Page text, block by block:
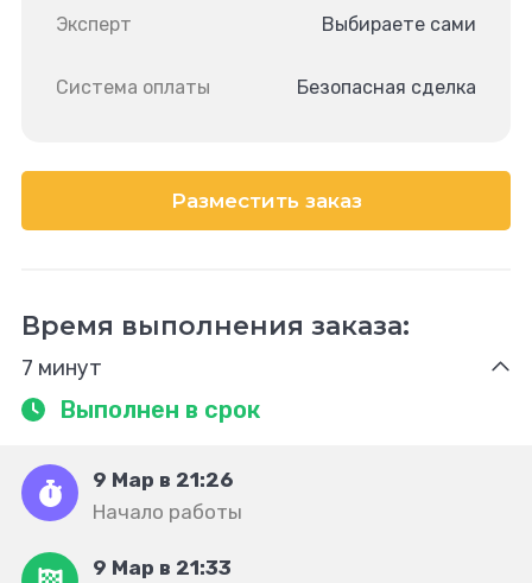
Эксперт Выбираете сами
Система оплаты Безопасная сделка
Разместить заказ
Время выполнения заказа:
7 минут
Выполнен в срок
9 Мар в 21:26
Начало работы
9 Мар в 21:33